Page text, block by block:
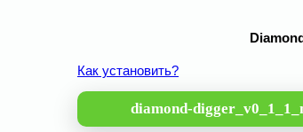
Как установить?
diamond-